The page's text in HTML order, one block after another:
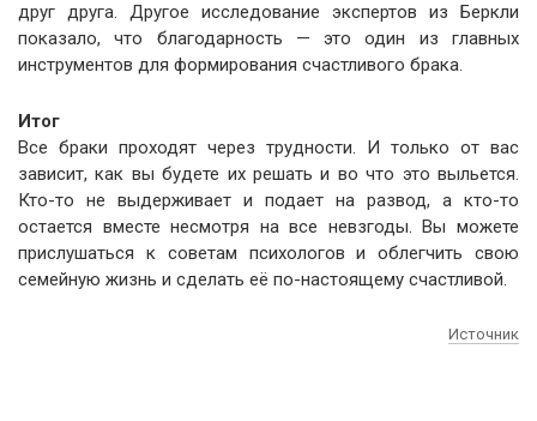
друг друга. Другое исследование экспертов из Беркли
показало, что благодарность — это один из главных
инструментов для формирования счастливого брака.
Итог
Все браки проходят через трудности. И только от вас
зависит, как вы будете их решать и во что это выльется.
Кто-то не выдерживает и подает на развод, а кто-то
остается вместе несмотря на все невзгоды. Вы можете
прислушаться к советам психологов и облегчить свою
семейную жизнь и сделать её по-настоящему счастливой.
Источник